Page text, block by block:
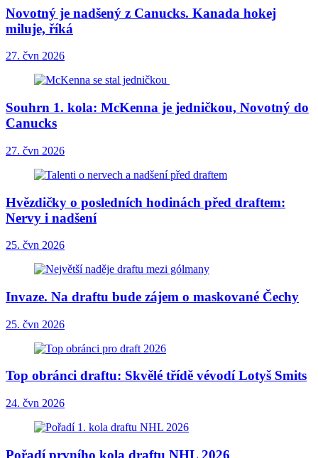
Novotný je nadšený z Canucks. Kanada hokej
miluje, říká
27. čvn 2026
Souhrn 1. kola: McKenna je jedničkou, Novotný do
Canucks
27. čvn 2026
Hvězdičky o posledních hodinách před draftem:
Nervy i nadšení
25. čvn 2026
Invaze. Na draftu bude zájem o maskované Čechy
25. čvn 2026
Top obránci draftu: Skvělé třídě vévodí Lotyš Smits
24. čvn 2026
Pořadí prvního kola draftu NHL 2026